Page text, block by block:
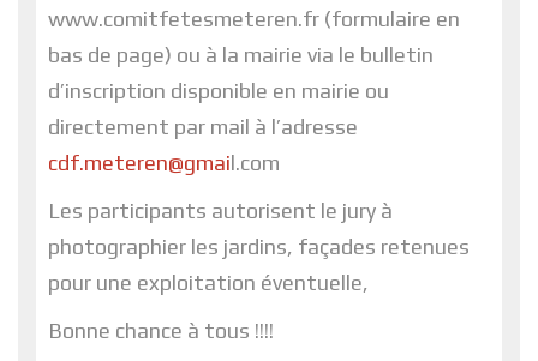
www.comitfetesmeteren.fr (formulaire en
bas de page) ou à la mairie via le bulletin
d’inscription disponible en mairie ou
directement par mail à l’adresse
cdf.meteren@gmail.com
Les participants autorisent le jury à
photographier les jardins, façades retenues
pour une exploitation éventuelle,
Bonne chance à tous !!!!